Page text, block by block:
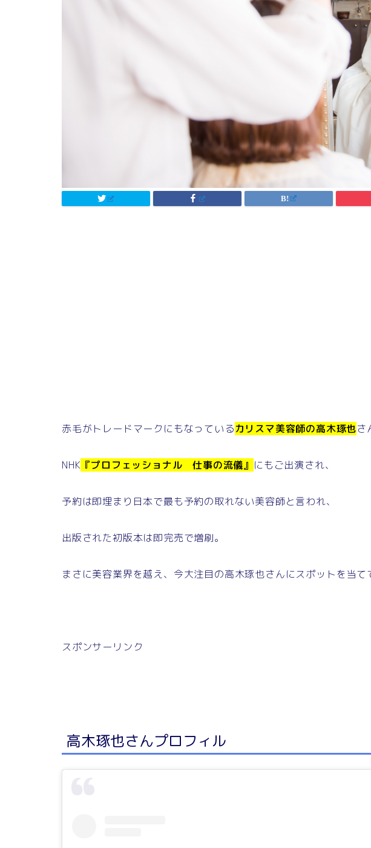
赤毛がトレードマークにもなっているカリスマ美容師の高木琢也さ
NHK 『プロフェッショナル 仕事の流儀』 にもご出演され、
予約は即埋まり日本で最も予約の取れない美容師と言われ、
出版された初版本は即完売で増刷。
まさに美容業界を越え、今大注目の高木琢也さんにスポットを当て
スポンサーリンク
高木琢也さんプロフィル